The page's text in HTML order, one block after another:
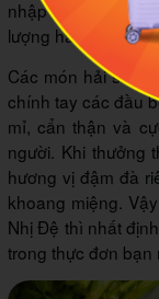
nhập mới hằng
lượng hảo hạng và
Các món hải sản
chính tay các đầu
mỉ, cẩn thận và
người. Khi thưởng
hương vị đậm đà
khoang miệng.
Nhị Đệ thì nhất
trong thực đơn bạn